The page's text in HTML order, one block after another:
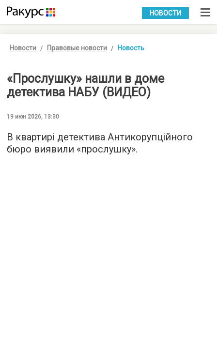
УКР РУС
НОВОСТИ
Новости Правовые новости Новость
«Прослушку» нашли в доме
детектива НАБУ (ВИДЕО)
19 июн 2026, 13:30
В квартирі детектива Антикорупційного
бюро виявили «прослушку».